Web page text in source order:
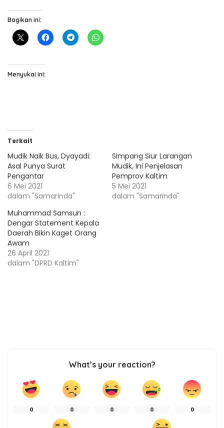
Bagikan ini:
Menyukai ini:
Terkait
Mudik Naik Bus, Dyayadi:
Asal Punya Surat
Pengantar
6 Mei 2021
dalam "Samarinda"
Simpang Siur Larangan
Mudik, Ini Penjelasan
Pemprov Kaltim
5 Mei 2021
dalam "Samarinda"
Muhammad Samsun :
Dengar Statement Kepala
Daerah Bikin Kaget Orang
Awam
26 April 2021
dalam "DPRD Kaltim"
What’s your reaction?
0 0 0 0 0